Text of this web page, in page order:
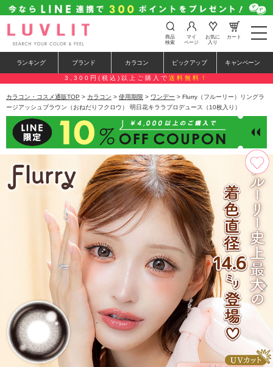
t
o
e
n
a
a
i
o
n
商品
検索
マイ
ページ
お気に
入り
カート
ランキング ブランド カラコン ピックアップ キャンペーン
3,300円(税込)以上ご購入で 送料無料！
カラコン・コスメ通販TOP > カラコン > 使用期限 > ワンデー > Flurry（フルーリー）リングラ
ージアッシュブラウン（おねだりフクロウ） 明日花キララプロデュース（10枚入り）